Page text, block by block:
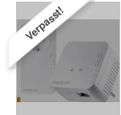
Verpasst!